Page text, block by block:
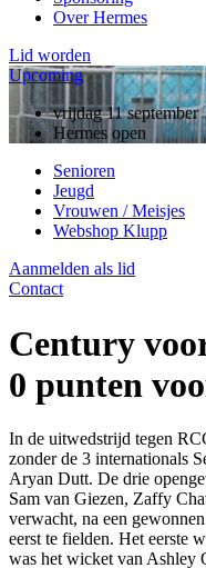
Over Hermes
Lid worden
Upcoming
vrijdag 11 september
Hermes open
Senioren
Jeugd
Vrouwen / Meisjes
Webshop Klupp
Aanmelden als lid
Contact
Century
0 punten
In de uitwedstrijd tegen
zonder de 3 internationals
Aryan Dutt. De drie
Sam van Giezen, Zaffy
verwacht, na een
eerst te fielden. Het eerste
was het wicket van Ashley